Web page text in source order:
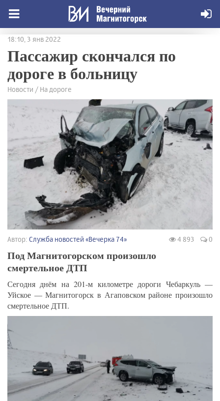
18:10, 3 янв 2022
Пассажир скончался по
дороге в больницу
Новости / На дороге
Автор: Служба новостей «Вечерка 74» 4 893 0
Под Магнитогорском произошло
смертельное ДТП
Сегодня днём на 201-м километре дороги Чебаркуль —
Уйское — Магнитогорск в Агаповском районе произошло
смертельное ДТП.